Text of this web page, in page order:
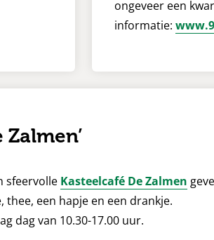
ongeveer een
informatie:
Zalmen’
sfeervolle Kasteelcafé De Zalmen
een hapje en een drankje.
dag van 10.30-17.00 uur.